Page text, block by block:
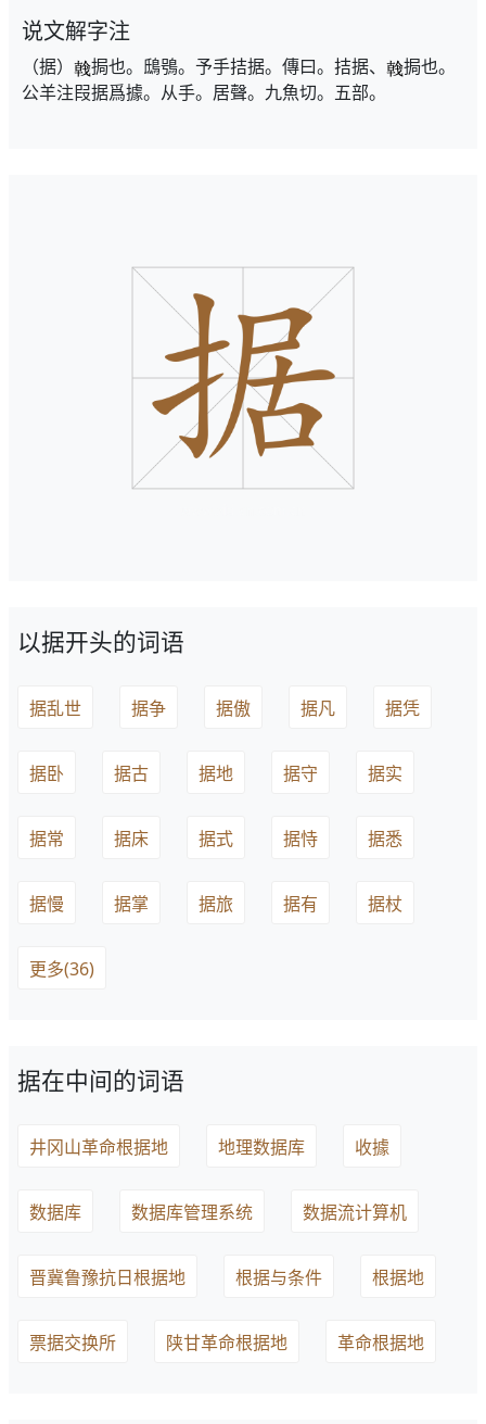
说文解字注
（据） 挶也。鴟鴞。予手拮据。傳曰。拮据、
挶也。
公羊注叚据爲據。从手。居聲。九魚切。五部。
以据开头的词语
据乱世 据争 据傲 据凡 据凭
据卧 据古 据地 据守 据实
据常 据床 据式 据恃 据悉
据慢 据掌 据旅 据有 据杖
更多(36)
据在中间的词语
井冈山革命根据地 地理数据库 收據
数据库 数据库管理系统 数据流计算机
晋冀鲁豫抗日根据地 根据与条件 根据地
票据交换所 陕甘革命根据地 革命根据地